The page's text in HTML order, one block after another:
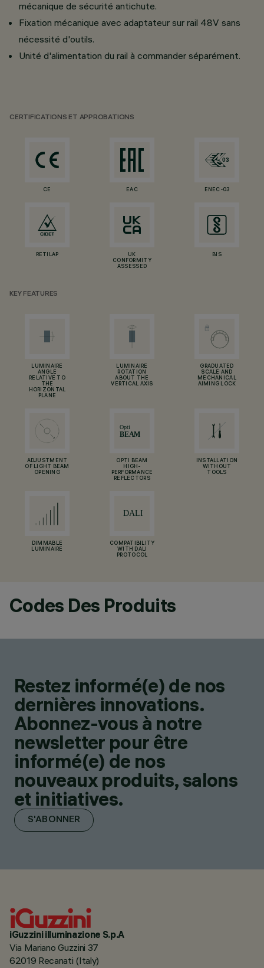
mécanique de sécurité antichute.
Fixation mécanique avec adaptateur sur rail 48V sans
nécessité d'outils.
Unité d'alimentation du rail à commander séparément.
CERTIFICATIONS ET APPROBATIONS
CE EAC ENEC-03
RETILAP
UK
CONFORMITY
ASSESSED
BIS
KEY FEATURES
LUMINAIRE
ANGLE
RELATIVE TO
THE
HORIZONTAL
PLANE
LUMINAIRE
ROTATION
ABOUT THE
VERTICAL AXIS
GRADUATED
SCALE AND
MECHANICAL
AIMING LOCK
ADJUSTMENT
OF LIGHT BEAM
OPENING
OPTI BEAM
HIGH-
PERFORMANCE
REFLECTORS
INSTALLATION
WITHOUT
TOOLS
DIMMABLE
LUMINAIRE
COMPATIBILITY
WITH DALI
PROTOCOL
Codes Des Produits
Restez informé(e) de nos
dernières innovations.
Abonnez-vous à notre
newsletter pour être
informé(e) de nos
nouveaux produits, salons
et initiatives.
S'ABONNER
iGuzzini illuminazione S.p.A
Via Mariano Guzzini 37
62019 Recanati (Italy)